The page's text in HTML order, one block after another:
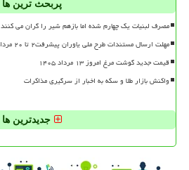
پربحث ترین ها
مصرف لبنیات یک چهارم شده اما بازهم شیر را گران می کنند
مهلت ارسال مستندات طرح ملی یاوران پیشرفت۲ تا ۲۰ مرداد تمدید گردید
قیمت جدید گوشت مرغ امروز ۱۳ مرداد ۱۴۰۵
واکنش بازار طلا و سکه به اخبار از سرگیری مذاکرات
جدیدترین ها